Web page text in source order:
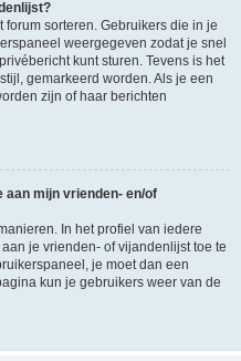
sorteren. Gebruikers die in je
weergegeven zodat je snel
kunt sturen. Tevens is het
gemarkeerd worden. Als je een
zijn of haar berichten
aan mijn vrienden- en/of
In het profiel van iedere
je vrienden- of vijandenlijst toe te
je moet dan een
kun je gebruikers weer van de